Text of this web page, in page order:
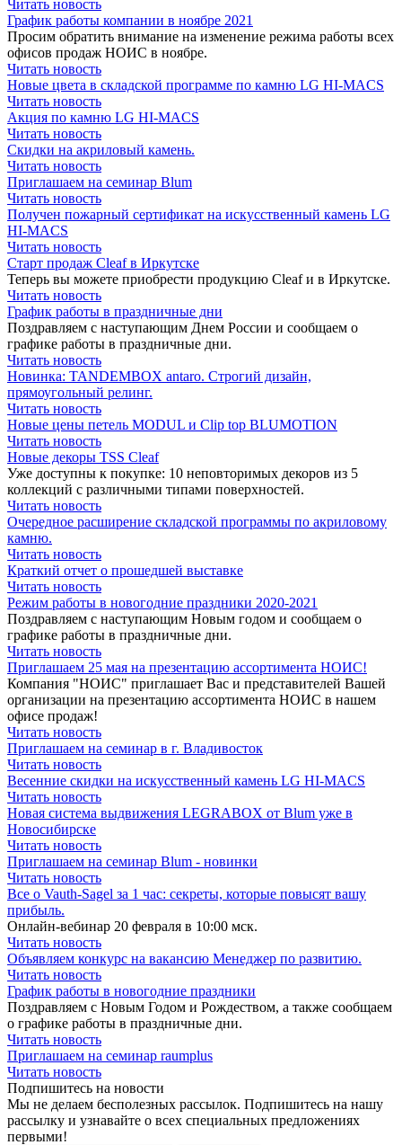
Читать новость
График работы компании в ноябре 2021
Просим обратить внимание на изменение режима работы всех
офисов продаж НОИС в ноябре.
Читать новость
Новые цвета в складской программе по камню LG HI-MACS
Читать новость
Акция по камню LG HI-MACS
Читать новость
Скидки на акриловый камень.
Читать новость
Приглашаем на семинар Blum
Читать новость
Получен пожарный сертификат на искусственный камень LG
HI-MAСS
Читать новость
Старт продаж Cleaf в Иркутске
Теперь вы можете приобрести продукцию Cleaf и в Иркутске.
Читать новость
График работы в праздничные дни
Поздравляем с наступающим Днем России и сообщаем о
графике работы в праздничные дни.
Читать новость
Новинка: TANDEMBOX antaro. Строгий дизайн,
прямоугольный релинг.
Читать новость
Новые цены петель MODUL и Clip top BLUMOTION
Читать новость
Новые декоры TSS Cleaf
Уже доступны к покупке: 10 неповторимых декоров из 5
коллекций с различными типами поверхностей.
Читать новость
Очередное расширение складской программы по акриловому
камню.
Читать новость
Краткий отчет о прошедшей выставке
Читать новость
Режим работы в новогодние праздники 2020-2021
Поздравляем с наступающим Новым годом и сообщаем о
графике работы в праздничные дни.
Читать новость
Приглашаем 25 мая на презентацию ассортимента НОИС!
Компания "НОИС" приглашает Вас и представителей Вашей
организации на презентацию ассортимента НОИС в нашем
офисе продаж!
Читать новость
Приглашаем на семинар в г. Владивосток
Читать новость
Весенние скидки на искусственный камень LG HI-MACS
Читать новость
Новая система выдвижения LEGRABOX от Blum уже в
Новосибирске
Читать новость
Приглашаем на семинар Blum - новинки
Читать новость
Все о Vauth-Sagel за 1 час: секреты, которые повысят вашу
прибыль.
Онлайн-вебинар 20 февраля в 10:00 мск.
Читать новость
Объявляем конкурс на вакансию Менеджер по развитию.
Читать новость
График работы в новогодние праздники
Поздравляем с Новым Годом и Рождеством, а также сообщаем
о графике работы в праздничные дни.
Читать новость
Приглашаем на семинар raumplus
Читать новость
Подпишитесь на новости
Мы не делаем бесполезных рассылок. Подпишитесь на нашу
рассылку и узнавайте о всех специальных предложениях
первыми!